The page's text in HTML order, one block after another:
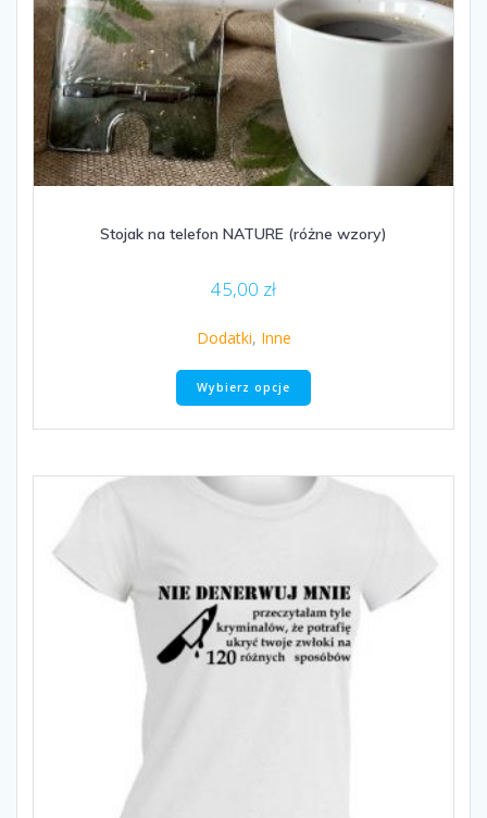
Stojak na telefon NATURE (różne wzory)
45,00 zł
Dodatki, Inne
Wybierz opcje
Ten
wiele
Opcje
produktu